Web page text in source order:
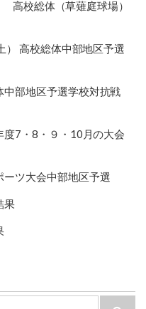
校総体（草薙庭球場）
高校総体中部地区予選
部地区予選学校対抗戦
7・8・９・10月の大会
ツ大会中部地区予選
果